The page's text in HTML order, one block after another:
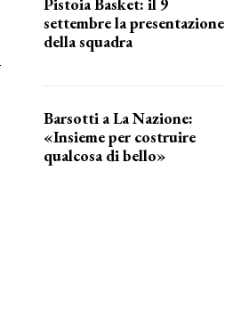
settembre la presentazione
della squadra
Barsotti a La Nazione:
«Insieme per costruire
qualcosa di bello»